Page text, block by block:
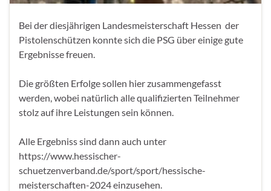
Bei der diesjährigen Landesmeisterschaft Hessen der
Pistolenschützen konnte sich die PSG über einige gute
Ergebnisse freuen.
Die größten Erfolge sollen hier zusammengefasst
werden, wobei natürlich alle qualifizierten Teilnehmer
stolz auf ihre Leistungen sein können.
Alle Ergebniss sind dann auch unter
https://www.hessischer-
schuetzenverband.de/sport/sport/hessische-
meisterschaften-2024 einzusehen.